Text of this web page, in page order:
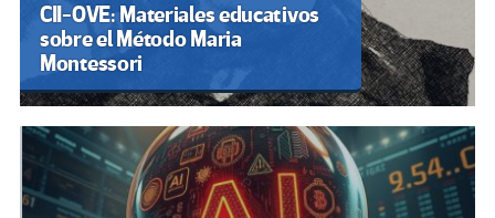
CII-OVE: Materiales educativos
sobre el Método Maria
Montessori